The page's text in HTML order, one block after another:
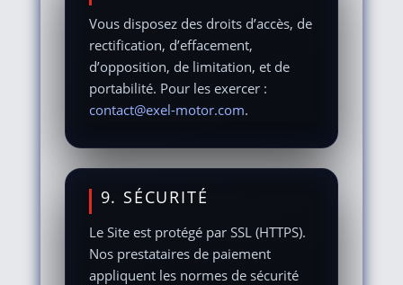
Vous disposez des droits d’accès, de
rectification, d’effacement,
d’opposition, de limitation, et de
portabilité. Pour les exercer :
contact@exel-motor.com.
9. SÉCURITÉ
Le Site est protégé par SSL (HTTPS).
Nos prestataires de paiement
appliquent les normes de sécurité